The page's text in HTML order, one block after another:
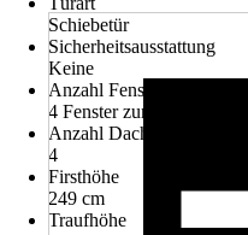
Schiebetür
Sicherheitsausstattung
Keine
Anzahl Fenster
4 Fenster zum Öffnen
Anzahl Dachfenster
4
Firsthöhe
249 cm
Traufhöhe